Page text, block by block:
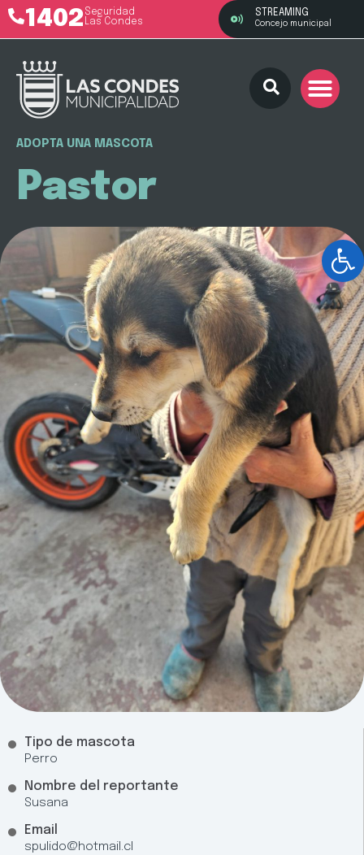
1402 Seguridad
Las Condes
STREAMING
Concejo municipal
ADOPTA UNA MASCOTA
Pastor
Tipo de mascota
Perro
Nombre del reportante
Susana
Email
spulido@hotmail.cl